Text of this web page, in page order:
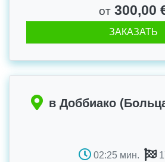
от 300,00
ЗАКАЗАТЬ
в Доббиако
02:25 мин.